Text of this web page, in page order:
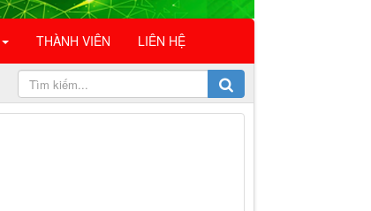
THÀNH VIÊN LIÊN HỆ